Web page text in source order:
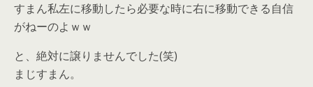
すまん私左に移動したら必要な時に右に移動できる自信
がねーのよｗｗ
と、絶対に譲りませんでした(笑)
まじすまん。